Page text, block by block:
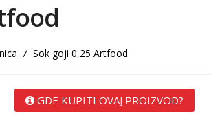
/ Sok goji 0,25 Artfood
GDE KUPITI OVAJ PROIZVOD?